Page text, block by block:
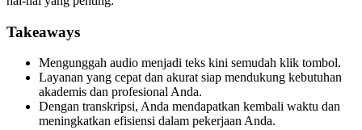
Takeaways
Mengunggah audio menjadi teks kini semudah klik tombol.
Layanan yang cepat dan akurat siap mendukung kebutuhan
akademis dan profesional Anda.
Dengan transkripsi, Anda mendapatkan kembali waktu dan
meningkatkan efisiensi dalam pekerjaan Anda.